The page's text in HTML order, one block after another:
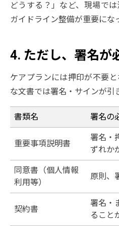
どうする？」など、現場で
ガイドライン整備が重要にな
4. ただし、署名が
ケアプランには押印が不要
な文書では署名・サインが引
書類名 署名の
重要事項説明書
署名・
ずれか
同意書（個人情報
利用等）
原則、
契約書
署名・
ること